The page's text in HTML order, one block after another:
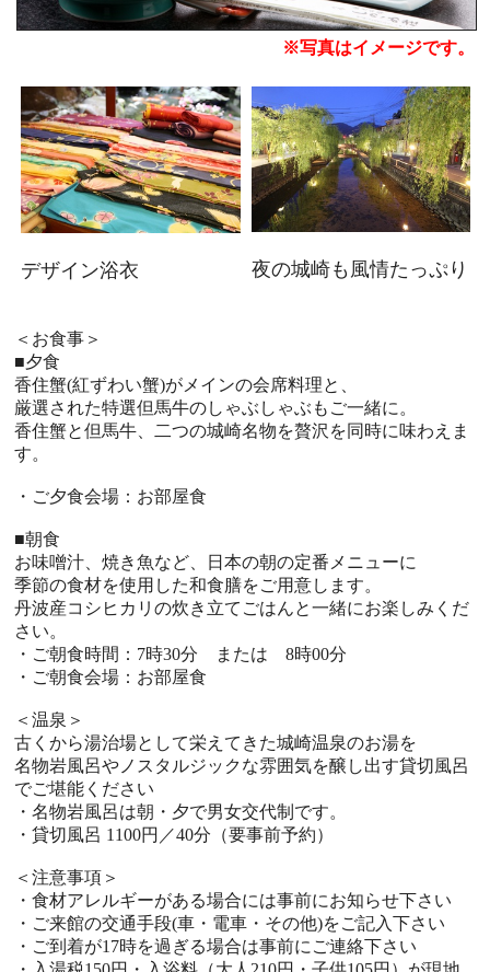
※写真はイメージです。
デザイン浴衣 夜の城崎も風情たっぷり
＜お食事＞
■夕食
香住蟹(紅ずわい蟹)がメインの会席料理と、
厳選された特選但馬牛のしゃぶしゃぶもご一緒に。
香住蟹と但馬牛、二つの城崎名物を贅沢を同時に味わえま
す。
・ご夕食会場：お部屋食
■朝食
お味噌汁、焼き魚など、日本の朝の定番メニューに
季節の食材を使用した和食膳をご用意します。
丹波産コシヒカリの炊き立てごはんと一緒にお楽しみくだ
さい。
・ご朝食時間：7時30分 または 8時00分
・ご朝食会場：お部屋食
＜温泉＞
古くから湯治場として栄えてきた城崎温泉のお湯を
名物岩風呂やノスタルジックな雰囲気を醸し出す貸切風呂
でご堪能ください
・名物岩風呂は朝・夕で男女交代制です。
・貸切風呂 1100円／40分（要事前予約）
＜注意事項＞
・食材アレルギーがある場合には事前にお知らせ下さい
・ご来館の交通手段(車・電車・その他)をご記入下さい
・ご到着が17時を過ぎる場合は事前にご連絡下さい